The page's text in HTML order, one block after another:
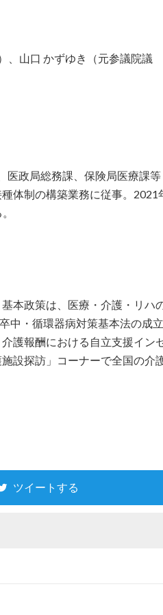
、山口 かずゆき（元参議院議
医政局総務課、保険局医療課等
体制の構築業務に従事。2021
本政策は、医療・介護・リハ
中・循環器病対策基本法の成立
護報酬における自立支援イン
設探訪」コーナーで全国の介
ツイートする